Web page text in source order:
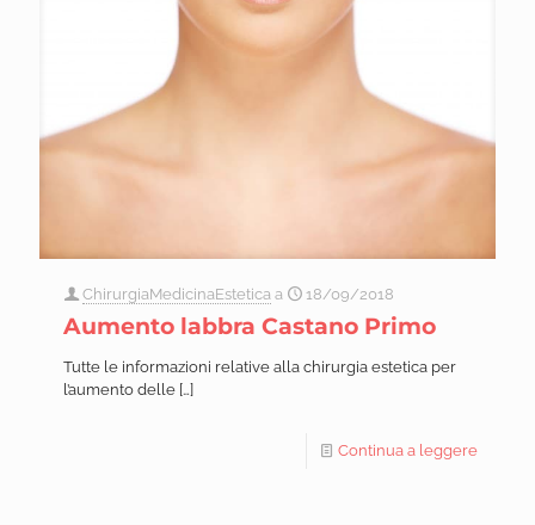
ChirurgiaMedicinaEstetica a 18/09/2018
Aumento labbra Castano Primo
Tutte le informazioni relative alla chirurgia estetica per
l’aumento delle […]
Continua a leggere